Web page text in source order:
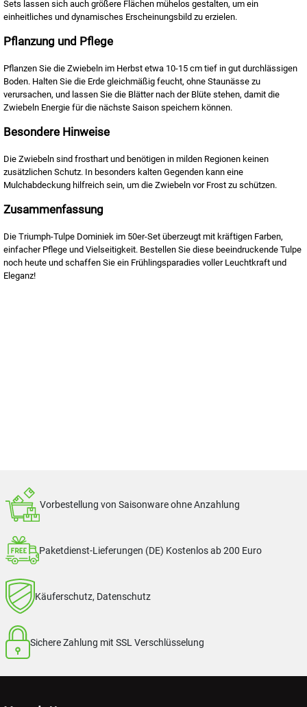
Sets lassen sich auch größere Flächen mühelos gestalten, um ein
einheitliches und dynamisches Erscheinungsbild zu erzielen.
Pflanzung und Pflege
Pflanzen Sie die Zwiebeln im Herbst etwa 10-15 cm tief in gut durchlässigen
Boden. Halten Sie die Erde gleichmäßig feucht, ohne Staunässe zu
verursachen, und lassen Sie die Blätter nach der Blüte stehen, damit die
Zwiebeln Energie für die nächste Saison speichern können.
Besondere Hinweise
Die Zwiebeln sind frosthart und benötigen in milden Regionen keinen
zusätzlichen Schutz. In besonders kalten Gegenden kann eine
Mulchabdeckung hilfreich sein, um die Zwiebeln vor Frost zu schützen.
Zusammenfassung
Die Triumph-Tulpe Dominiek im 50er-Set überzeugt mit kräftigen Farben,
einfacher Pflege und Vielseitigkeit. Bestellen Sie diese beeindruckende Tulpe
noch heute und schaffen Sie ein Frühlingsparadies voller Leuchtkraft und
Eleganz!
Vorbestellung von Saisonware ohne Anzahlung
Paketdienst-Lieferungen (DE) Kostenlos ab 200 Euro
Käuferschutz, Datenschutz
Sichere Zahlung mit SSL Verschlüsselung